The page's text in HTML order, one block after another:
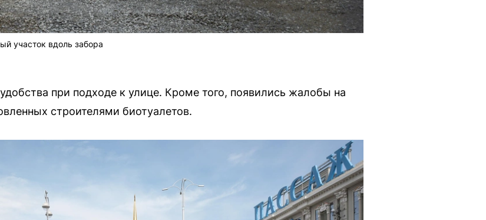
участок вдоль забора
при подходе к улице. Кроме того, появились жалобы на
строителями биотуалетов.